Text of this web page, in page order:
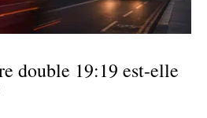
double 19:19 est-elle